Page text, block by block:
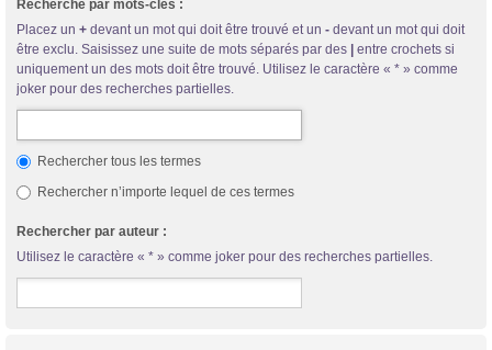
Forum d'information sur les transidentités masculines FtM/FtX/Ft*
Recherche par mots-clés :
Placez un + devant un mot qui doit être trouvé et un - devant un mot qui doit
être exclu. Saisissez une suite de mots séparés par des | entre crochets si
uniquement un des mots doit être trouvé. Utilisez le caractère « * » comme
joker pour des recherches partielles.
Rechercher tous les termes
Rechercher n’importe lequel de ces termes
Rechercher par auteur :
Utilisez le caractère « * » comme joker pour des recherches partielles.